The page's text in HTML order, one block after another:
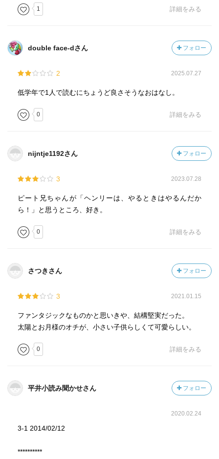
1 詳細をみる
double face-dさん フォロー
2 2025.07.27
低学年で1人で読むにちょうど良さそうなおはなし。
0 詳細をみる
nijntje1192さん フォロー
3 2023.07.28
ピート兄ちゃんが「ヘンリーは、やるときはやるんだか
ら！」と思うところ、好き。
0 詳細をみる
さつきさん フォロー
3 2021.01.15
ファンタジックなものかと思いきや、結構堅実だった。
太陽とお月様のオチが、小さい子供らしくて可愛らしい。
0 詳細をみる
平井小読み聞かせさん フォロー
2020.02.24
3-1 2014/02/12
**********